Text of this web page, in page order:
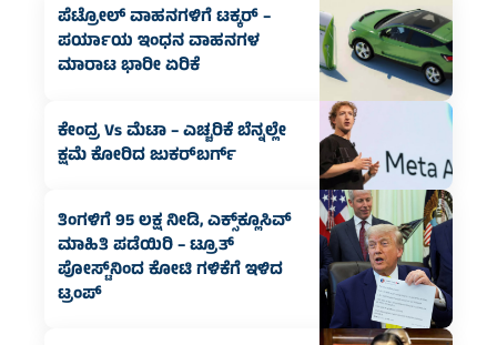
ಪೆಟ್ರೋಲ್ ವಾಹನಗಳಿಗೆ ಟಕ್ಕರ್ –
ಪರ್ಯಾಯ ಇಂಧನ ವಾಹನಗಳ
ಮಾರಾಟ ಭಾರೀ ಏರಿಕೆ
ಕೇಂದ್ರ Vs ಮೆಟಾ – ಎಚ್ಚರಿಕೆ ಬೆನ್ನಲ್ಲೇ
ಕ್ಷಮೆ ಕೋರಿದ ಜುಕರ್‌ಬರ್ಗ್
ತಿಂಗಳಿಗೆ 95 ಲಕ್ಷ ನೀಡಿ, ಎಕ್ಸ್‌ಕ್ಲೂಸಿವ್‌
ಮಾಹಿತಿ ಪಡೆಯಿರಿ – ಟ್ರೂತ್‌
ಪೋಸ್ಟ್‌ನಿಂದ ಕೋಟಿ ಗಳಿಕೆಗೆ ಇಳಿದ
ಟ್ರಂಪ್